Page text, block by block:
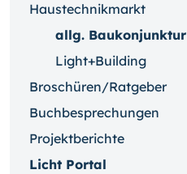
Haustechnikmarkt
allg. Baukonjunktur
Light+Building
Broschüren/Ratgeber
Buchbesprechungen
Projektberichte
Licht Portal